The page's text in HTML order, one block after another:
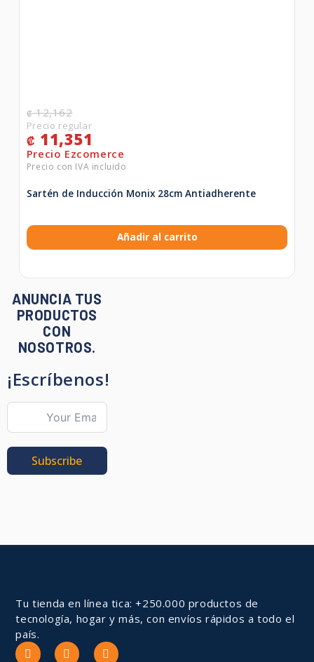
₡12,162
₡ 11,351
Sartén de Inducción Monix 28cm Antiadherente
Añadir al carrito
ANUNCIA TUS
PRODUCTOS
CON
NOSOTROS.
¡Escríbenos!
Subscribe
Tu tienda en línea tica: +250.000 productos de
tecnología, hogar y más, con envíos rápidos a todo el
país.